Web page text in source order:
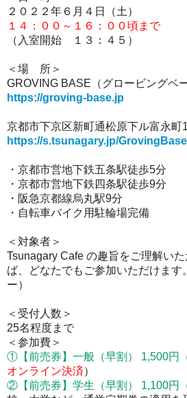
２０２２年６月４ 日（土 ）
１４：００～１６：００頃まで
（入室開始 １３：４５）
＜場 所＞
GROVING BASE（グロービングベー
https://groving-base.jp
京都市下京区新町通松原下ル富永町
https://s.tsunagary.jp/
・京都市営地下鉄五条駅徒歩5分
・京都市営地下鉄四条駅徒歩9分
・阪急京都線烏丸駅9分
・自転車バイク用駐輪場完備
＜対象者＞
Tsunagary Cafe の趣旨をご理解い
ば、どなたでもご参加いただけます
ー）
＜受付人数＞
25名程度まで
＜参加費＞
① 【前売券】 一般（早割） 1,500円
オンライン決済）
② 【前売券】 学生（早割） 1,100円